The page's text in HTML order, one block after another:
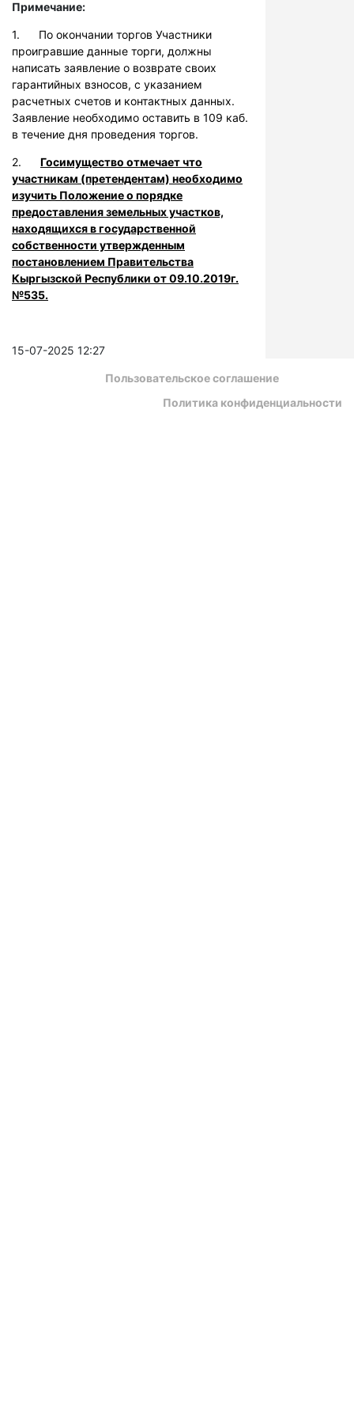
Примечание:
1. По окончании торгов Участники
проигравшие данные торги, должны
написать заявление о возврате своих
гарантийных взносов, с указанием
расчетных счетов и контактных данных.
Заявление необходимо оставить в 109 каб.
в течение дня проведения торгов.
2. Госимущество отмечает что
участникам (претендентам) необходимо
изучить Положение о порядке
предоставления земельных участков,
находящихся в государственной
собственности утвержденным
постановлением Правительства
Кыргызской Республики от 09.10.2019г.
№535.
15-07-2025 12:27
Пользовательское соглашение
Политика конфиденциальности